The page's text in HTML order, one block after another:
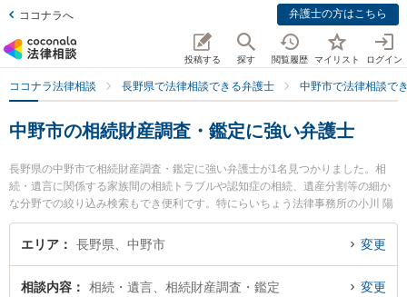
ココナラへ 弁護士の方はこちら
投稿する 探す 閲覧履歴 マイリスト ログイン
ココナラ法律相談 長野県で法律相談できる弁護士 中野市で法律相談で
中野市の相続財産調査・鑑定に強い弁護士
長野県の中野市で相続財産調査・鑑定に強い弁護士が1名見つかりました。相
続・遺言に関係する家族間の相続トラブルや認知症の相続、遺産分割等の細か
な分野での絞り込み検索もでき便利です。特にらいちょう法律事務所の小川 陽
一弁護士のプロフィール情報や弁護士費用、強みなどが注目されています。
『中野市で土日や夜間に発生した相続財産調査・鑑定のトラブルを今すぐに弁
中野市内の弁護士に相談予約したい』などでお困りの相談者さんにおすすめで
エリア 長野県、中野市 変更
相談内容 相続・遺言、相続財産調査・鑑定 変更